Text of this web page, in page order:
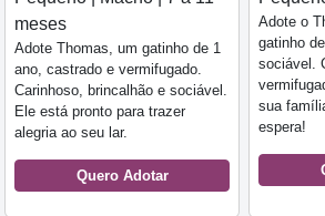
meses
Adote Thomas, um gatinho de 1
ano, castrado e vermifugado.
Carinhoso, brincalhão e sociável.
Ele está pronto para trazer
alegria ao seu lar.
Quero Adotar
Adote o
gatinho
sociável.
sua
espera!